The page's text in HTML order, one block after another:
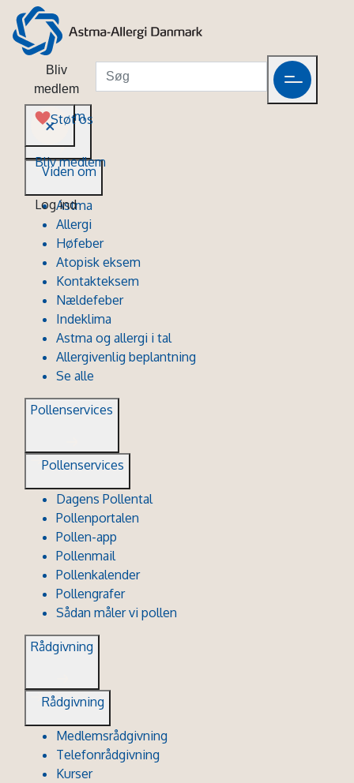
Bliv
medlem
Støt os
Bliv medlem
Log ind
Viden om
Viden om
Astma
Allergi
Høfeber
Atopisk eksem
Kontakteksem
Nældefeber
Indeklima
Astma og allergi i tal
Allergivenlig beplantning
Se alle
Pollenservices
Pollenservices
Dagens Pollental
Pollenportalen
Pollen-app
Pollenmail
Pollenkalender
Pollengrafer
Sådan måler vi pollen
Rådgivning
Rådgivning
Medlemsrådgivning
Telefonrådgivning
Kurser